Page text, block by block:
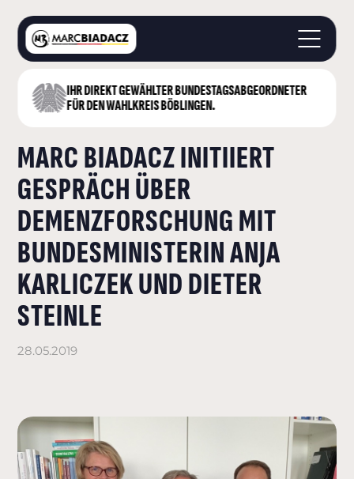
IHR DIREKT GEWÄHLTER BUNDESTAGS­ABGEORDNETER
FÜR DEN WAHLKREIS BÖBLINGEN.
STARTSEITE
LANDKREIS BÖBLINGEN
DEUTSCHER BUNDESTAG
AKTUELLES
KONTAKT
MARC BIADACZ INITIIERT
GESPRÄCH ÜBER
DEMENZFORSCHUNG MIT
BUNDESMINISTERIN ANJA
KARLICZEK UND DIETER
STEINLE
28.05.2019